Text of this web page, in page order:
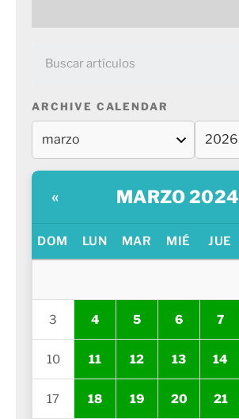
ARCHIVE CALENDAR
« MARZO 2024
DOM LUN MAR MIÉ JUE
3 4 5 6 7
10 11 12 13 14
17 18 19 20 21